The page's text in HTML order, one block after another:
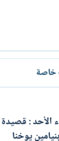
الأحد : قصيدة
يوخنا